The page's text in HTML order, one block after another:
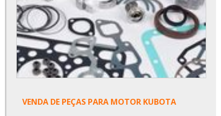
VENDA DE PEÇAS PARA MOTOR KUBOTA